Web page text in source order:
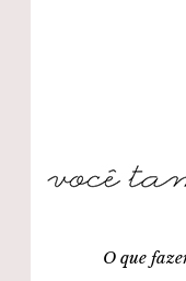
O que